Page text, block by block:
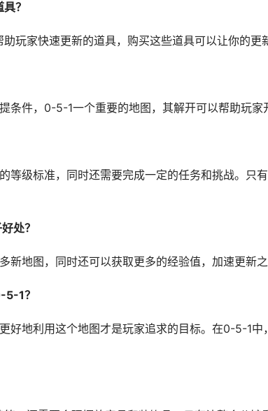
？
玩家快速更新的道具，购买这些道具可以让你的更
条件，0-5-1一个重要的地图，其解开可以帮助玩家
等级标准，同时还需要完成一定的任务和挑战。只
处？
新地图，同时还可以获取更多的经验值，加速更新之
5-1？
好地利用这个地图才是玩家追求的目标。在0-5-1中